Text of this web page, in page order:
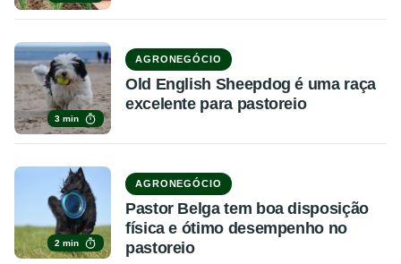
3 min
AGRONEGÓCIO
Old English Sheepdog é uma raça
excelente para pastoreio
2 min
AGRONEGÓCIO
Pastor Belga tem boa disposição
física e ótimo desempenho no
pastoreio